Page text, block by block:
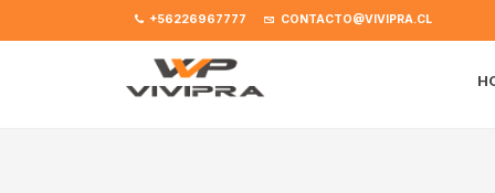
+56226967777 CONTACTO@VIVIPRA.CL